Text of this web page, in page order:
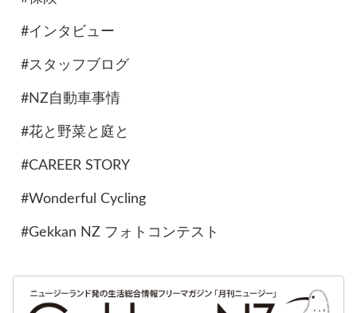
#インタビュー
#スタッフブログ
#NZ自動車事情
#花と野菜と庭と
#CAREER STORY
#Wonderful Cycling
#Gekkan NZ フォトコンテスト